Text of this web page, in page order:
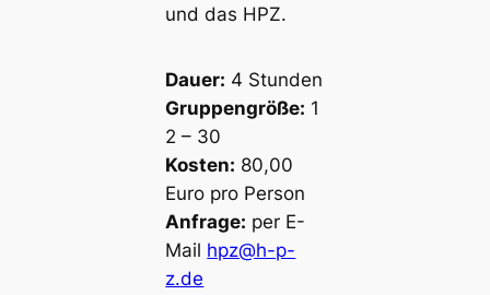
und das HPZ.
Dauer: 4 Stunden
Gruppengröße: 1
2 – 30
Kosten: 80,00
Euro pro Person
Anfrage: per E-
Mail hpz@h-p-
z.de